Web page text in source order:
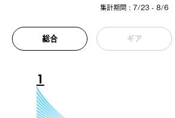
集計期間 : 7/23 - 8/6
総合 ギア
1